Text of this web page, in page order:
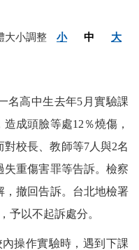
大小調整 小 中 大
名高中生去年5月實驗課
成頭臉等處12％燒傷，
校長、教師等7人與2名
重傷害罪等告訴。檢察
，撤回告訴。台北地檢署
予以不起訴處分。
操作實驗時，遇到下課